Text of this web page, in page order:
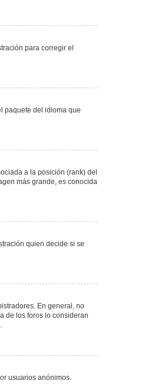
para corregir el
paquete del idioma que
a la posición (rank) del
más grande, es conocida
quien decide si se
En general, no
de los foros lo consideran
usuarios anónimos.